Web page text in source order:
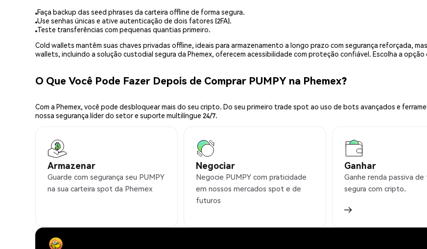
Faça backup das seed phrases da carteira offline de forma segura.
Use senhas únicas e ative autenticação de dois fatores (2FA).
Teste transferências com pequenas quantias primeiro.
Cold wallets mantêm suas chaves privadas offline, ideais para armazenamento a longo prazo com segurança reforçada,
wallets, incluindo a solução custodial segura da Phemex, oferecem acessibilidade com proteção confiável. Escolha a
O Que Você Pode Fazer Depois de Comprar PUMPY na Phemex?
Com a Phemex, você pode desbloquear mais do seu cripto. Do seu primeiro trade spot ao uso de bots avançados e
nossa segurança líder do setor e suporte multilíngue 24/7.
Armazenar
Guarde com segurança seu PUMPY
na sua carteira spot da Phemex
Negociar
Negocie PUMPY com praticidade
em nossos mercados spot e de
futuros
Ganhar
Ganhe renda passiva
segura com cripto.